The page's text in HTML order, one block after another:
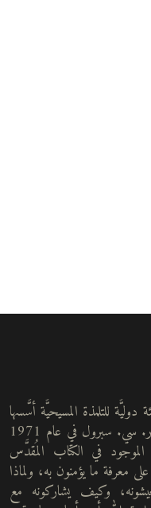
للتلمذة المسيحيَّة أسَّسها
عالم اللاهوت الدكتور أر. سي. سبرول في عام 1971
في الكتاب المُقدَّس
معرفة ما يؤمنون به، ولماذا
وكيف يشاركونه مع